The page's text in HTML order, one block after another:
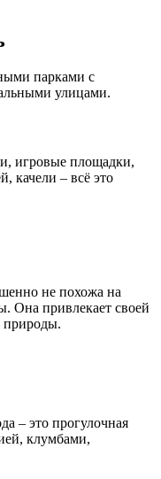
парками с
улицами.
игровые площадки,
качели – всё это
не похожа на
Она привлекает своей
природы.
– это прогулочная
клумбами,